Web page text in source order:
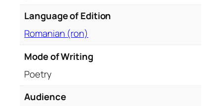
Language of Edition
Romanian (ron)
Mode of Writing
Poetry
Audience